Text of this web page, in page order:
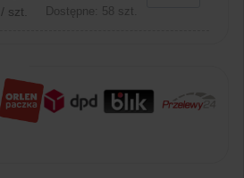
/ szt. Dostępne: 58 szt.